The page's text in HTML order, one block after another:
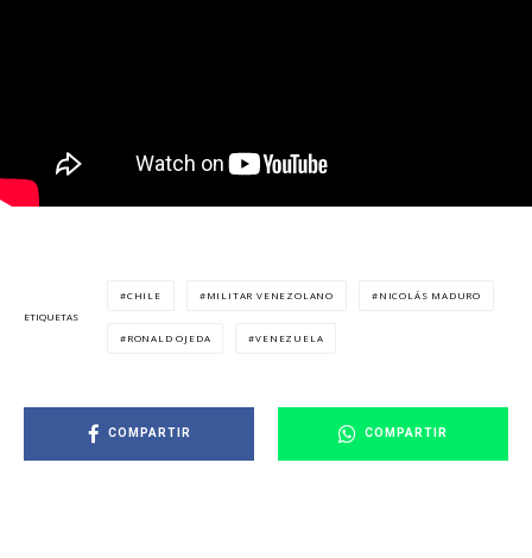
ETIQUETAS
CHILE MILITAR VENEZOLANO NICOLÁS MADURO
RONALD OJEDA VENEZUELA
COMPARTIR COMPARTIR